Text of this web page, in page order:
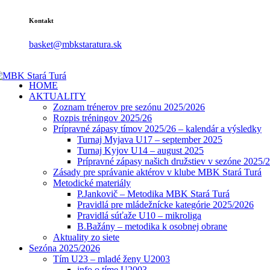
Kontakt
basket@mbkstaratura.sk
HOME
AKTUALITY
Zoznam trénerov pre sezónu 2025/2026
Rozpis tréningov 2025/26
Prípravné zápasy tímov 2025/26 – kalendár a výsledky
Turnaj Myjava U17 – september 2025
Turnaj Kyjov U14 – august 2025
Prípravné zápasy našich družstiev v sezóne 2025/
Zásady pre správanie aktérov v klube MBK Stará Turá
Metodické materiály
P.Jankovič – Metodika MBK Stará Turá
Pravidlá pre mládežnícke kategórie 2025/2026
Pravidlá súťaže U10 – mikroliga
B.Bažány – metodika k osobnej obrane
Aktuality zo siete
Sezóna 2025/2026
Tím U23 – mladé ženy U2003